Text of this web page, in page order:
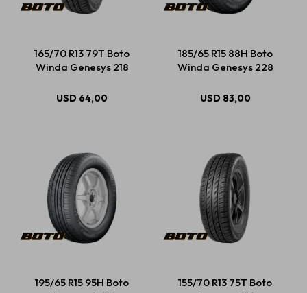
165/70 R13 79T Boto
Winda Genesys 218
USD 64,00
185/65 R15 88H Boto
Winda Genesys 228
USD 83,00
195/65 R15 95H Boto
155/70 R13 75T Boto
Repuestos
Servicios